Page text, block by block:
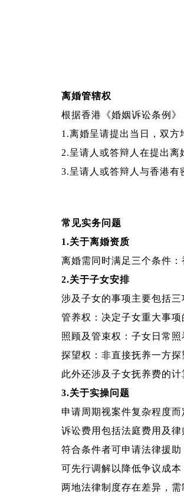
离婚管辖权
根据香港《婚姻诉讼条例
1.离婚呈请提出当日，双方
2.呈请人或答辩人在提出
3.呈请人或答辩人与香港有
常见实务问题
1.关于离婚资质
离婚需同时满足三个条件
2.关于子女安排
涉及子女的事项主要包括三
管养权：决定子女重大事项
照顾及管束权：子女日常照
探望权：非直接抚养一方探
此外还涉及子女抚养费的计
3.关于实操问题
申请周期视案件复杂程度而
诉讼费用包括法庭费用及律
符合条件者可申请法律援助
可先行调解以降低争议成本
两地法律制度存在差异，